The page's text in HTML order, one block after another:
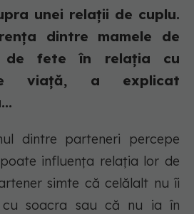
unei relații de cuplu.
dintre mamele de
de fete în relația cu
viață, a explicat
dintre parteneri percepe
influența relația lor de
simte că celălalt nu îi
cu soacra sau că nu ia în